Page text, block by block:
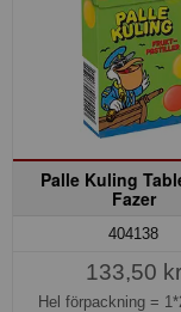
Palle Kuling
Fazer
404138
133,50 kr
Hel förpackning =